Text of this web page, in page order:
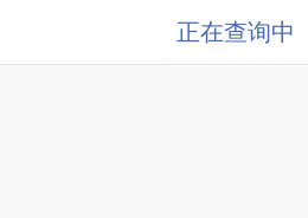
正在查询中